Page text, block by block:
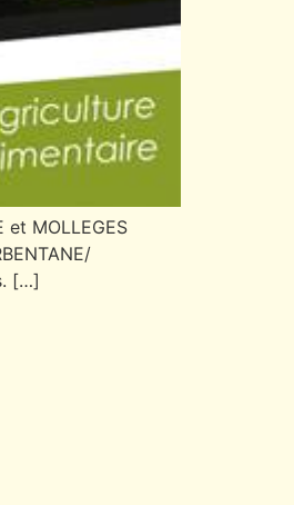
et MOLLEGES
[…]